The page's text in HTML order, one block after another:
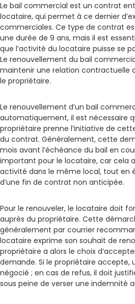
Le bail commercial est un contrat
locataire, qui permet à ce dernier
commerciales. Ce type de contrat
une durée de 9 ans, mais il est
que l’activité du locataire puisse se
Le renouvellement du bail
maintenir une relation contractuelle
le propriétaire.
Le renouvellement d’un bail
automatiquement, il est nécessaire
propriétaire prenne l’initiative de
du contrat. Généralement, cette
mois avant l’échéance du bail en
important pour le locataire, car cela
activité dans le même local, tout en
d’une fin de contrat non anticipée.
Pour le renouveler, le locataire doit
auprès du propriétaire. Cette
généralement par courrier
locataire exprime son souhait de
propriétaire a alors le choix
demande. Si le propriétaire accepte,
négocié ; en cas de refus, il doit
sous peine de verser une indemnité